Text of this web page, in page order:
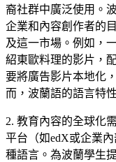
裔社群中廣泛使用。
企業和內容創作者的
及這一市場。例如，
紹東歐料理的影片，
要將廣告影片本地化
而，波蘭語的語言特
2. 教育內容的全球化
平台（如edX或企業
種語言。為波蘭學生